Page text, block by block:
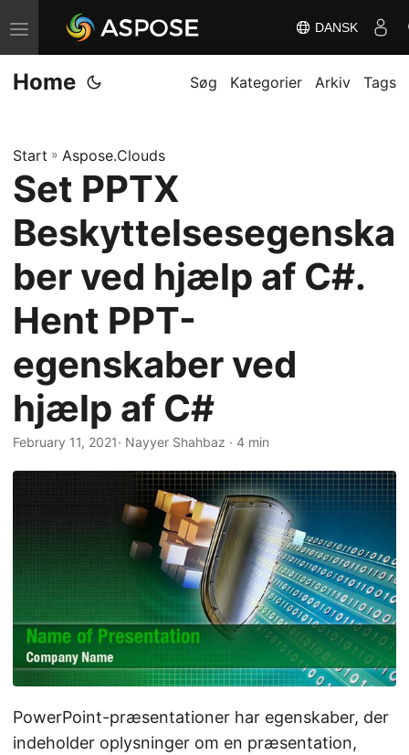
S
k
i
n
a
i
g
a
t
i
o
DANSK
Home Søg Kategorier Arkiv Tags
Start » Aspose.Clouds
Set PPTX
Beskyttelsesegenska
ber ved hjælp af C#.
Hent PPT-
egenskaber ved
hjælp af C#
February 11, 2021· Nayyer Shahbaz · 4 min
PowerPoint-præsentationer har egenskaber, der
indeholder oplysninger om en præsentation,